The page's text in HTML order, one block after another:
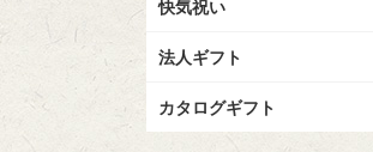
快気祝い
法人ギフト
カタログギフト